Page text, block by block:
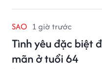
SAO 1 giờ trước
Tình yêu đặc biệt
mãn ở tuổi 64